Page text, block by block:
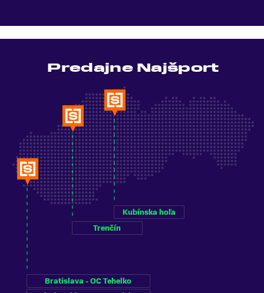
Predajne Najšport
Bratislava - OC Tehelko
Trenčín
Kubínska hoľa